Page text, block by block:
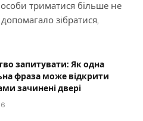
триматися більше не
зібратися,
запитувати: Як одна
фраза може відкрити
зачинені двері